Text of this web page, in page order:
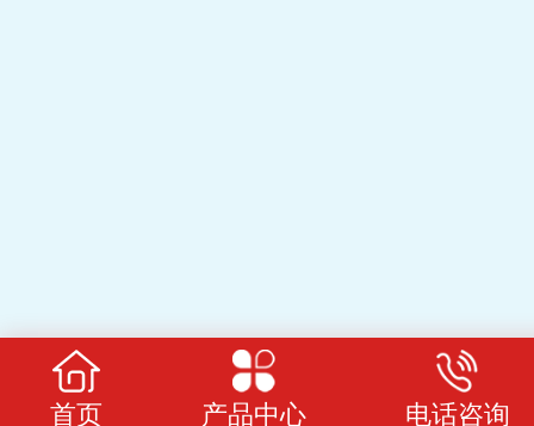
首页 产品中心 电话咨询